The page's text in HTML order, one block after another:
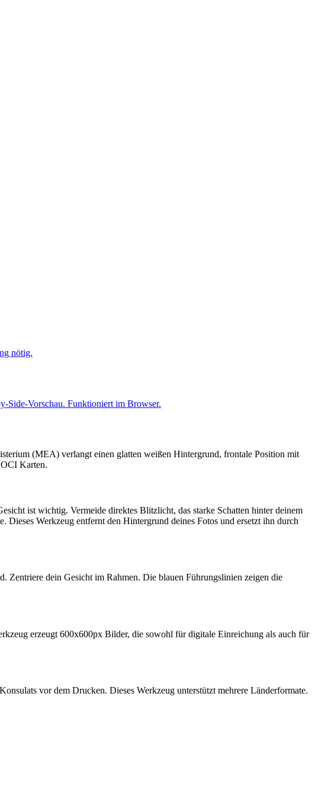
nötig.
Side-Vorschau. Funktioniert im Browser.
(MEA) verlangt einen glatten weißen Hintergrund, frontale Position mit
Karten.
ist wichtig. Vermeide direktes Blitzlicht, das starke Schatten hinter deinem
Werkzeug entfernt den Hintergrund deines Fotos und ersetzt ihn durch
Zentriere dein Gesicht im Rahmen. Die blauen Führungslinien zeigen die
erzeugt 600x600px Bilder, die sowohl für digitale Einreichung als auch für
vor dem Drucken. Dieses Werkzeug unterstützt mehrere Länderformate.